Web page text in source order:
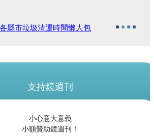
縣市垃圾清運時間懶人包
支持鏡週刊
小心意大意義
小額贊助鏡週刊！